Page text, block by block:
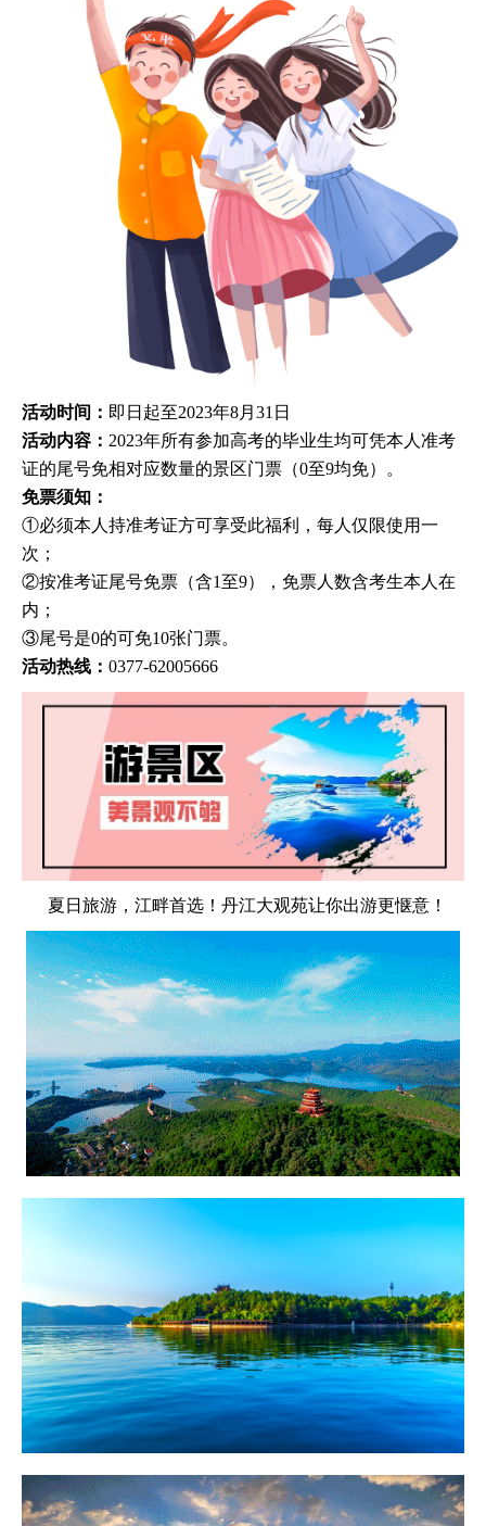
活动时间： 即日起至2023年8月31日
活动内容： 2023年所有参加高考的毕业生均可凭本人准考
证的尾号免相对应数量的景区门票（0至9均免）。
免票须知：
①必须本人持准考证方可享受此福利，每人仅限使用一
次；
②按准考证尾号免票（含1至9），免票人数含考生本人在
内；
③尾号是0的可免10张门票。
活动热线： 0377-62005666
夏日旅游，江畔首选！丹江大观苑让你出游更惬意！